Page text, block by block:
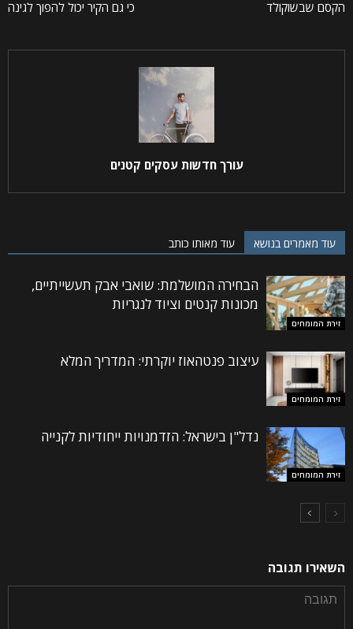
הקסם שבשוקולד כי גם הקיר יכול להפוך לגינה
עורך חדשות עסקים קטנים
עוד מאמרים בנושא עוד מאותו כותב
זירת המומחים
הבחירה המושלמת: שואבי אבק תעשייתיים,
מכונות קנטים וציוד לנגריות
זירת המומחים
עיצוב פנטהאוז יוקרתי: המדריך המלא
זירת המומחים
נדל"ן בישראל: הזדמנויות ייחודיות לקנייה
השאירו תגובה